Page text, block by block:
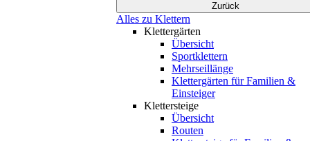
Zurück
Alles zu Klettern
Klettergärten
Übersicht
Sportklettern
Mehrseillänge
Klettergärten für Familien &
Einsteiger
Klettersteige
Übersicht
Routen